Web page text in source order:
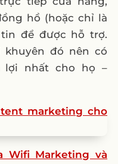
cần chú ý để cải
hồ (hoặc chỉ là
để được hỗ trợ.
đó nên có
lợi nhất cho họ –
Wifi Marketing và